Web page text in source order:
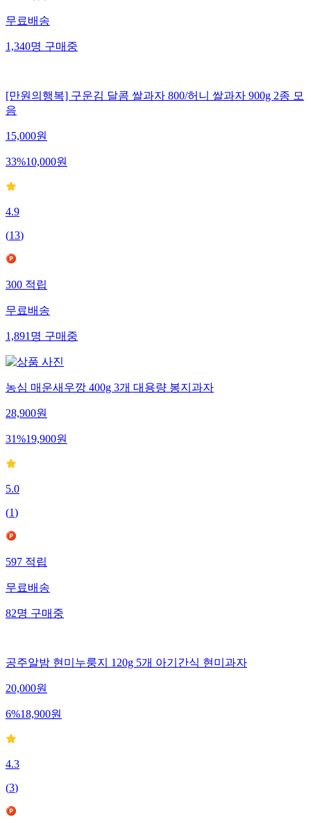
무료배송
1,340명구매중
[만원의행복] 구운김 달콤 쌀과자 800/허니 쌀과자 900g 2종 모
음
15,000원
33%10,000원
4.9
(13)
300적립
무료배송
1,891명구매중
농심 매운새우깡 400g 3개 대용량 봉지과자
28,900원
31%19,900원
5.0
(1)
597적립
무료배송
82명구매중
공주알밤 현미누룽지 120g 5개 아기간식 현미과자
20,000원
6%18,900원
4.3
(3)